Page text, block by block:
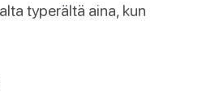
typerältä aina, kun